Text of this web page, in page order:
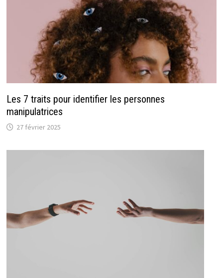
Les 7 traits pour identifier les personnes
manipulatrices
27 février 2025